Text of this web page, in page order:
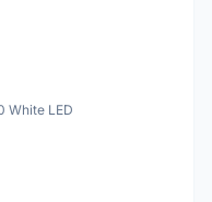
White LED